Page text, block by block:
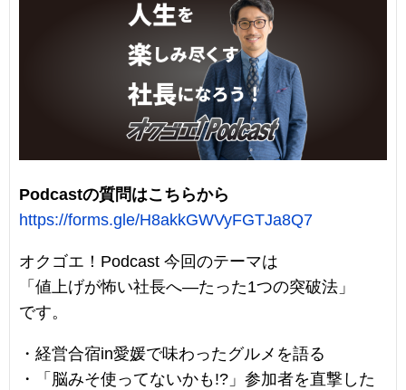
Podcastの質問はこちらから
https://forms.gle/H8akkGWVyFGTJa8Q7
オクゴエ！Podcast 今回のテーマは
「値上げが怖い社長へ—たった1つの突破法」
です。
・経営合宿in愛媛で味わったグルメを語る
・「脳みそ使ってないかも!?」参加者を直撃した